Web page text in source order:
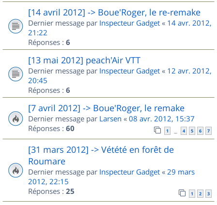
[14 avril 2012] -> Boue'Roger, le re-remake
Dernier message par Inspecteur Gadget « 14 avr. 2012,
21:22
Réponses : 6
[13 mai 2012] peach'Air VTT
Dernier message par Inspecteur Gadget « 12 avr. 2012,
20:45
Réponses : 6
[7 avril 2012] -> Boue'Roger, le remake
Dernier message par Larsen « 08 avr. 2012, 15:37
Réponses : 60 1 … 4 5 6 7
[31 mars 2012] -> Vétété en forêt de
Roumare
Dernier message par Inspecteur Gadget « 29 mars
2012, 22:15
Réponses : 25 1 2 3